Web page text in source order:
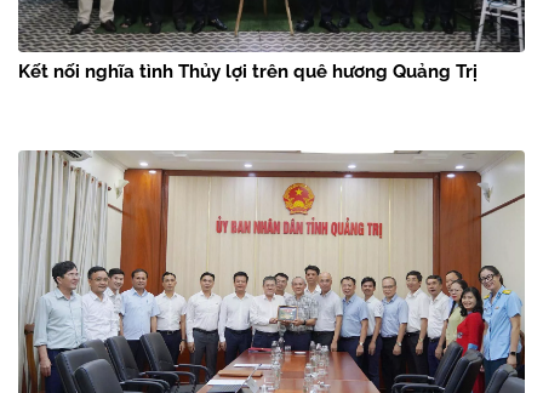
Kết nối nghĩa tình Thủy lợi trên quê hương Quảng Trị